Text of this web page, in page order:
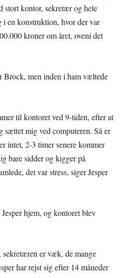
stort kontor, sekretær og hele
i en konstruktion, hvor der var
kroner om året, oveni det
Brock, men inden i ham væltede
til kontoret ved 9-tiden, efter at
sættet mig ved computeren. Så er
intet, 2-3 timer senere kommer
bare sidder og kigger på
det var stress, siger Jesper
hjem, og kontoret blev
er væk, de mange
har rejst sig efter 14 måneder